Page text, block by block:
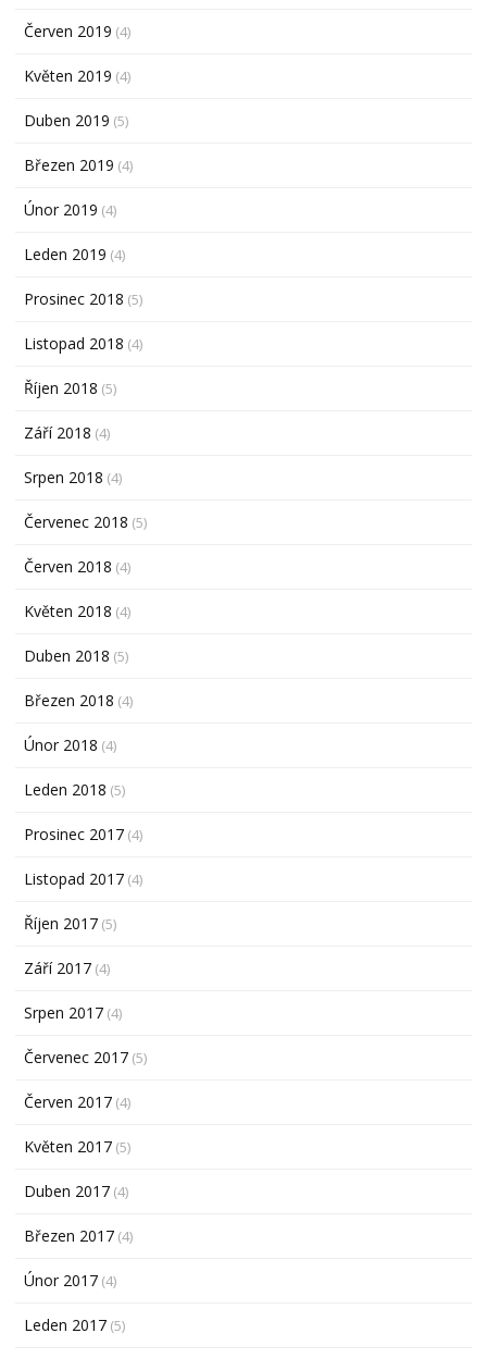
Červen 2019 (4)
Květen 2019 (4)
Duben 2019 (5)
Březen 2019 (4)
Únor 2019 (4)
Leden 2019 (4)
Prosinec 2018 (5)
Listopad 2018 (4)
Říjen 2018 (5)
Září 2018 (4)
Srpen 2018 (4)
Červenec 2018 (5)
Červen 2018 (4)
Květen 2018 (4)
Duben 2018 (5)
Březen 2018 (4)
Únor 2018 (4)
Leden 2018 (5)
Prosinec 2017 (4)
Listopad 2017 (4)
Říjen 2017 (5)
Září 2017 (4)
Srpen 2017 (4)
Červenec 2017 (5)
Červen 2017 (4)
Květen 2017 (5)
Duben 2017 (4)
Březen 2017 (4)
Únor 2017 (4)
Leden 2017 (5)